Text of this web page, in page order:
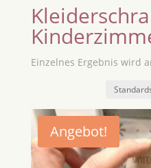
Einzelnes Ergebnis wird
Angebot!